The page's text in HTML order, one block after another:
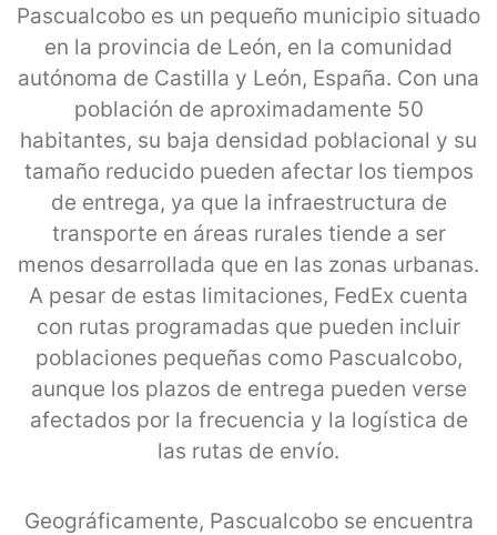
Pascualcobo es un pequeño municipio situado
en la provincia de León, en la comunidad
autónoma de Castilla y León, España. Con una
población de aproximadamente 50
habitantes, su baja densidad poblacional y su
tamaño reducido pueden afectar los tiempos
de entrega, ya que la infraestructura de
transporte en áreas rurales tiende a ser
menos desarrollada que en las zonas urbanas.
A pesar de estas limitaciones, FedEx cuenta
con rutas programadas que pueden incluir
poblaciones pequeñas como Pascualcobo,
aunque los plazos de entrega pueden verse
afectados por la frecuencia y la logística de
las rutas de envío.
Geográficamente, Pascualcobo se encuentra